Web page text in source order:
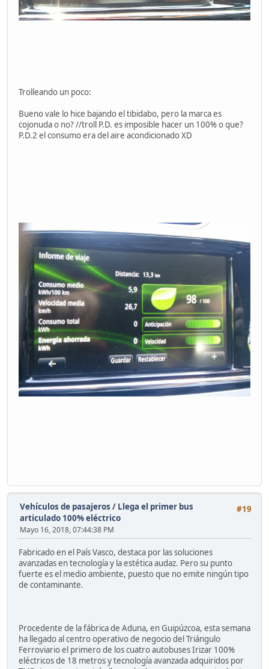
Trolleando un poco:
Bueno vale lo hice bajando el tibidabo, pero la marca es
cojonuda o no? //troll P.D. es imposible hacer un 100% o que?
P.D.2 el consumo era del aire acondicionado XD
#19
Vehículos de pasajeros / Llega el primer bus
articulado 100% eléctrico
Mayo 16, 2018, 07:44:38 PM
Fabricado en el País Vasco, destaca por las soluciones
avanzadas en tecnología y la estética audaz. Pero su punto
fuerte es el medio ambiente, puesto que no emite ningún tipo
de contaminante.
Procedente de la fábrica de Aduna, en Guipúzcoa, esta semana
ha llegado al centro operativo de negocio del Triángulo
Ferroviario el primero de los cuatro autobuses Irizar 100%
eléctricos de 18 metros y tecnología avanzada adquiridos por